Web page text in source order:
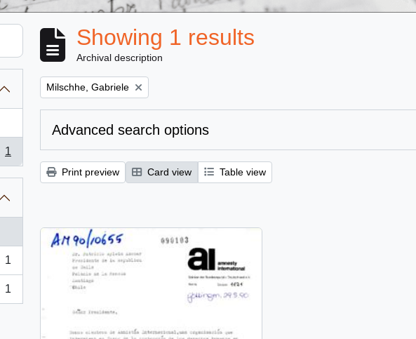
1
1
1
Showing 1 results
Archival description
Remove filter:
Milschhe, Gabriele
Advanced search options
Print preview Card view Table view